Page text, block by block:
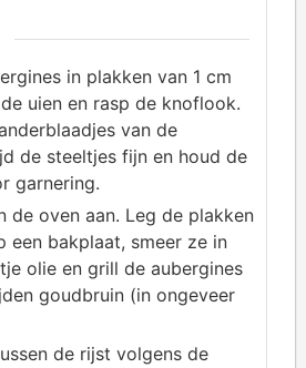
in plakken van 1 cm
uien en rasp de knoflook.
van de
de steeltjes fijn en houd de
garnering.
de oven aan. Leg de plakken
een bakplaat, smeer ze in
olie en grill de aubergines
goudbruin (in ongeveer
de rijst volgens de